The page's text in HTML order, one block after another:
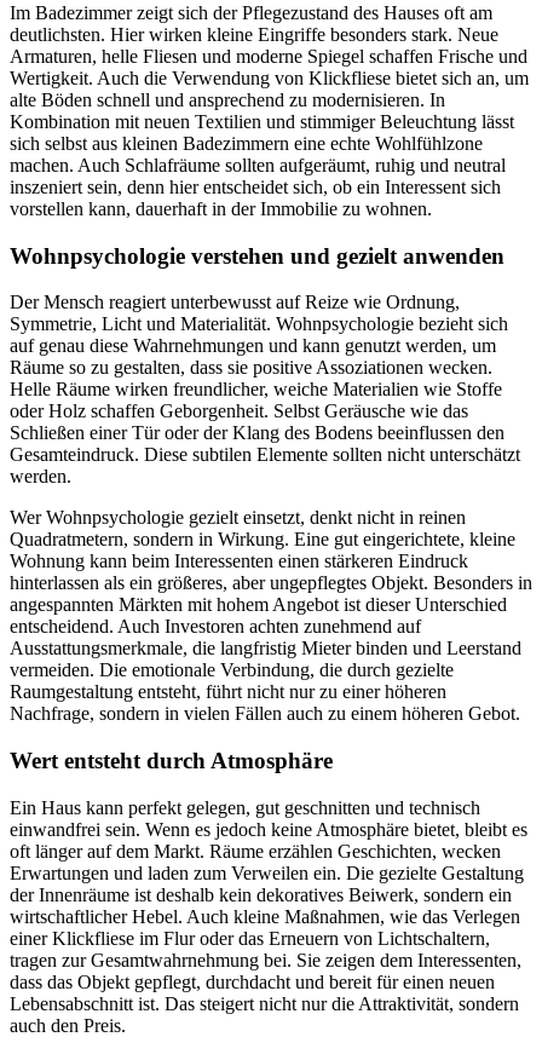
Im Badezimmer zeigt sich der Pflegezustand des Hauses oft am
deutlichsten. Hier wirken kleine Eingriffe besonders stark. Neue
Armaturen, helle Fliesen und moderne Spiegel schaffen Frische und
Wertigkeit. Auch die Verwendung von Klickfliese bietet sich an, um
alte Böden schnell und ansprechend zu modernisieren. In
Kombination mit neuen Textilien und stimmiger Beleuchtung lässt
sich selbst aus kleinen Badezimmern eine echte Wohlfühlzone
machen. Auch Schlafräume sollten aufgeräumt, ruhig und neutral
inszeniert sein, denn hier entscheidet sich, ob ein Interessent sich
vorstellen kann, dauerhaft in der Immobilie zu wohnen.
Wohnpsychologie verstehen und gezielt anwenden
Der Mensch reagiert unterbewusst auf Reize wie Ordnung,
Symmetrie, Licht und Materialität. Wohnpsychologie bezieht sich
auf genau diese Wahrnehmungen und kann genutzt werden, um
Räume so zu gestalten, dass sie positive Assoziationen wecken.
Helle Räume wirken freundlicher, weiche Materialien wie Stoffe
oder Holz schaffen Geborgenheit. Selbst Geräusche wie das
Schließen einer Tür oder der Klang des Bodens beeinflussen den
Gesamteindruck. Diese subtilen Elemente sollten nicht unterschätzt
werden.
Wer Wohnpsychologie gezielt einsetzt, denkt nicht in reinen
Quadratmetern, sondern in Wirkung. Eine gut eingerichtete, kleine
Wohnung kann beim Interessenten einen stärkeren Eindruck
hinterlassen als ein größeres, aber ungepflegtes Objekt. Besonders in
angespannten Märkten mit hohem Angebot ist dieser Unterschied
entscheidend. Auch Investoren achten zunehmend auf
Ausstattungsmerkmale, die langfristig Mieter binden und Leerstand
vermeiden. Die emotionale Verbindung, die durch gezielte
Raumgestaltung entsteht, führt nicht nur zu einer höheren
Nachfrage, sondern in vielen Fällen auch zu einem höheren Gebot.
Wert entsteht durch Atmosphäre
Ein Haus kann perfekt gelegen, gut geschnitten und technisch
einwandfrei sein. Wenn es jedoch keine Atmosphäre bietet, bleibt es
oft länger auf dem Markt. Räume erzählen Geschichten, wecken
Erwartungen und laden zum Verweilen ein. Die gezielte Gestaltung
der Innenräume ist deshalb kein dekoratives Beiwerk, sondern ein
wirtschaftlicher Hebel. Auch kleine Maßnahmen, wie das Verlegen
einer Klickfliese im Flur oder das Erneuern von Lichtschaltern,
tragen zur Gesamtwahrnehmung bei. Sie zeigen dem Interessenten,
dass das Objekt gepflegt, durchdacht und bereit für einen neuen
Lebensabschnitt ist. Das steigert nicht nur die Attraktivität, sondern
auch den Preis.